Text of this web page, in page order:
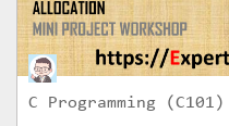
C Programming (C101)